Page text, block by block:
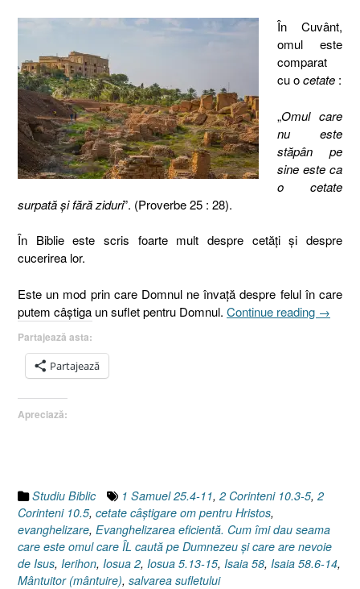
În Cuvânt,
omul este
comparat
cu ocetate:
„Omul care
nu este
stăpân pe
sine este ca
o cetate
surpată şi fără ziduri”. (Proverbe 25 : 28).
În Biblie este scris foarte mult despre cetăţi şi despre
cucerirea lor.
Este un mod prin care Domnul ne învaţă despre felul în care
putem câştiga un suflet pentru Domnul. Continue reading „Cum
[Iosua
15,
Iosua
→
Partajează asta:
Partajează
Apreciază:
Studiu Biblic 1 Samuel 25.4-11, 2 Corinteni 10.3-5, 2
Corinteni 10.5, cetate câştigare om pentru Hristos,
evanghelizare, Evanghelizarea eficientă. Cum îmi dau seama
care este omul care ÎL caută pe Dumnezeu şi care are nevoie
de Isus, Ierihon, Iosua 2, Iosua 5.13-15, Isaia 58, Isaia 58.6-14,
Mântuitor (mântuire), salvarea sufletului